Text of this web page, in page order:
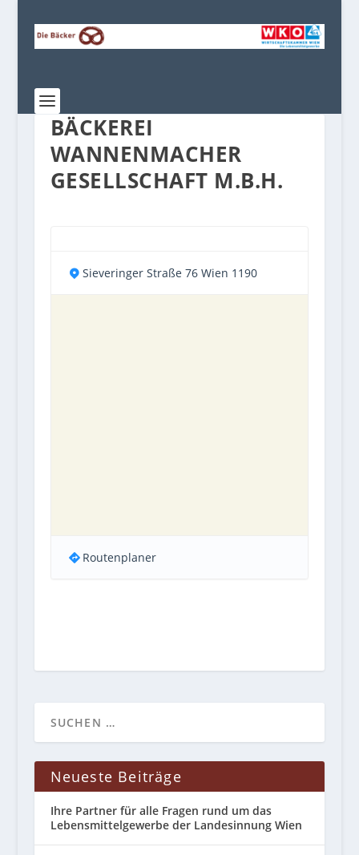
BÄCKEREI
WANNENMACHER
GESELLSCHAFT M.B.H.
Sieveringer Straße 76 Wien 1190
Routenplaner
Neueste Beiträge
Ihre Partner für alle Fragen rund um das
Lebensmittelgewerbe der Landesinnung Wien